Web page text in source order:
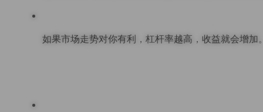
如果市场走势对你有利，杠杆率越高，收益就会增加